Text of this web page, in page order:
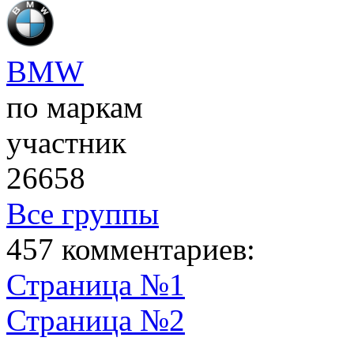
BMW
по маркам
участник
26658
Все группы
457 комментариев:
Страница №1
Страница №2